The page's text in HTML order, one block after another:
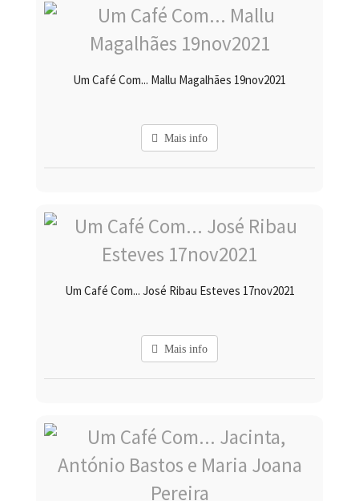
Um Café Com... Mallu Magalhães 19nov2021
Mais info
Um Café Com... José Ribau Esteves 17nov2021
Mais info